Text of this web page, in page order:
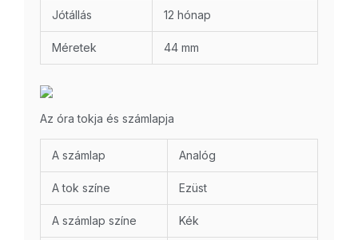
Jótállás 12 hónap
Méretek 44 mm
Az óra tokja és számlapja
A számlap Analóg
A tok színe Ezüst
A számlap színe Kék